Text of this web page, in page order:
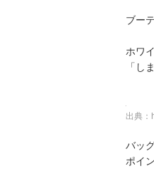
ブー
ホワ
「し
出典：
バッ
ポイ